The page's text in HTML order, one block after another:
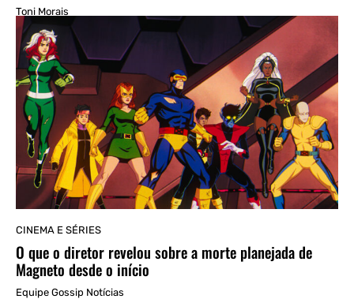
Toni Morais
CINEMA E SÉRIES
O que o diretor revelou sobre a morte planejada de
Magneto desde o início
Equipe Gossip Notícias